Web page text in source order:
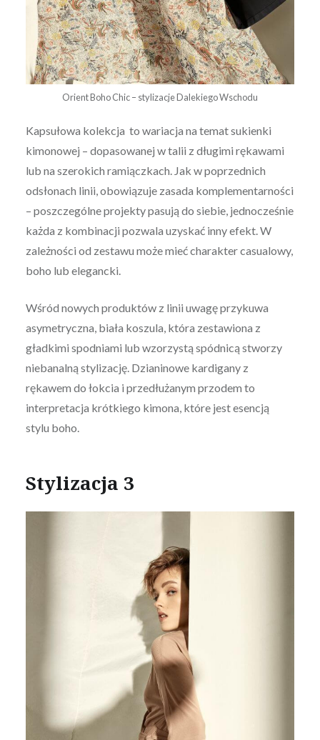
Orient Boho Chic – stylizacje Dalekiego Wschodu
Kapsułowa kolekcja to wariacja na temat sukienki
kimonowej – dopasowanej w talii z długimi rękawami
lub na szerokich ramiączkach. Jak w poprzednich
odsłonach linii, obowiązuje zasada komplementarności
– poszczególne projekty pasują do siebie, jednocześnie
każda z kombinacji pozwala uzyskać inny efekt. W
zależności od zestawu może mieć charakter casualowy,
boho lub elegancki.
Wśród nowych produktów z linii uwagę przykuwa
asymetryczna, biała koszula, która zestawiona z
gładkimi spodniami lub wzorzystą spódnicą stworzy
niebanalną stylizację. Dzianinowe kardigany z
rękawem do łokcia i przedłużanym przodem to
interpretacja krótkiego kimona, które jest esencją
stylu boho.
Stylizacja 3